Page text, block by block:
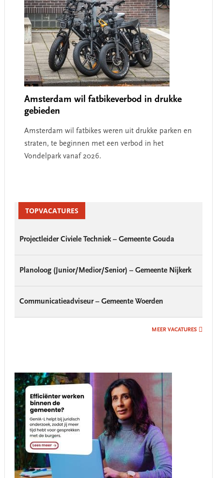
Amsterdam wil fatbikeverbod in drukke
gebieden
Amsterdam wil fatbikes weren uit drukke parken en
straten, te beginnen met een verbod in het
Vondelpark vanaf 2026.
SidebarTOPVACATURES
Projectleider Civiele Techniek – Gemeente Gouda
Planoloog (Junior/Medior/Senior) – Gemeente Nijkerk
Communicatieadviseur – Gemeente Woerden
MEER VACATURES